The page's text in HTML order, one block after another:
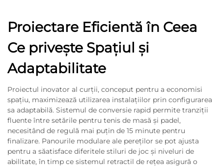
Proiectare Eficientă în Ceea
Ce privește Spațiul și
Adaptabilitate
Proiectul inovator al curții, conceput pentru a economisi
spațiu, maximizează utilizarea instalațiilor prin configurarea
sa adaptabilă. Sistemul de conversie rapid permite tranziții
fluente între setările pentru tenis de masă și padel,
necesitând de regulă mai puțin de 15 minute pentru
finalizare. Panourile modulare ale pereților se pot ajusta
pentru a săatisface diferitele stiluri de joc și niveluri de
abilitate, în timp ce sistemul retractil de rețea asigură o